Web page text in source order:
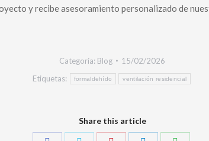
y recibe asesoramiento personalizado de
Categoría: Blog
15/02/2026
Etiquetas:
formaldehído ventilación residencial
Share this article